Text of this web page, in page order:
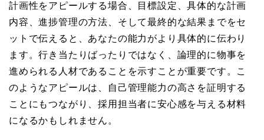
計画性をアピールする場合、目標設定、具体的な計画
内容、進捗管理の方法、そして最終的な結果までをセ
ットで伝えると、あなたの能力がより具体的に伝わり
ます。行き当たりばったりではなく、論理的に物事を
進められる人材であることを示すことが重要です。こ
のようなアピールは、自己管理能力の高さを証明する
ことにもつながり、採用担当者に安心感を与える材料
になるかもしれません。